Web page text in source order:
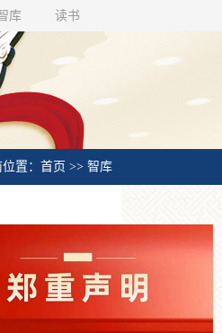
库 读书
位置：首页 >> 智库
期占据着几乎